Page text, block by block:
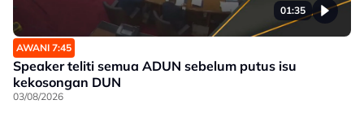
01:35
AWANI 7:45
Speaker teliti semua ADUN sebelum putus isu
kekosongan DUN
03/08/2026